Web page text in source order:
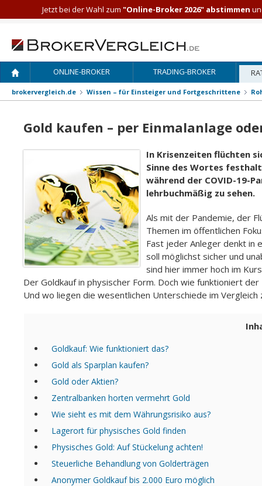
ONLINE-BROKER TRADING-BROKER
brokervergleich.de Wissen – für Einsteiger und Fortgeschrittene
Gold kaufen – per Einmalanlage
In Krisenzeiten flüchten
Sinne des Wortes
während der COVID-19-
lehrbuchmäßig zu sehen.
Als mit der Pandemie, der
Themen im öffentlichen
Fast jeder Anleger denkt in
soll möglichst sicher und
sind hier immer hoch im
Der Goldkauf in physischer Form. Doch wie funktioniert
Und wo liegen die wesentlichen Unterschiede im Vergleich
Goldkauf: Wie funktioniert das?
Gold als Sparplan kaufen?
Gold oder Aktien?
Zentralbanken horten vermehrt Gold
Wie sieht es mit dem Währungsrisiko aus?
Lagerort für physisches Gold finden
Physisches Gold: Auf Stückelung achten!
Steuerliche Behandlung von Golderträgen
Anonymer Goldkauf bis 2.000 Euro möglich
Jetzt bei der Wahl zum "Online-Broker 2026" abstimmen